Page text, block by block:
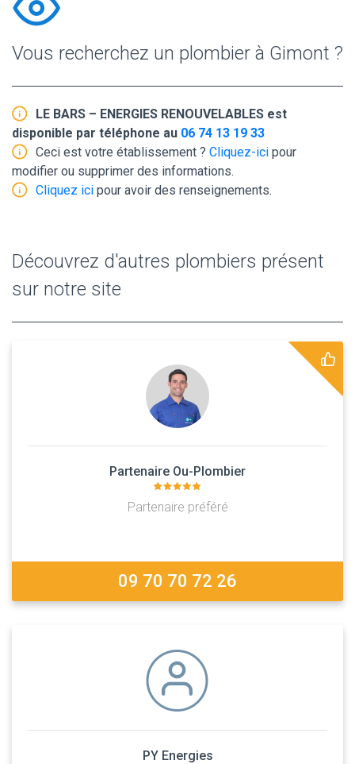
Vous recherchez un plombier à Gimont ?
LE BARS – ENERGIES RENOUVELABLES est
disponible par téléphone au 06 74 13 19 33
Ceci est votre établissement ? Cliquez-ici pour
modifier ou supprimer des informations.
Cliquez ici pour avoir des renseignements.
Découvrez d'autres plombiers présent
sur notre site
Partenaire Ou-Plombier
Partenaire préféré
09 70 70 72 26
PY Energies